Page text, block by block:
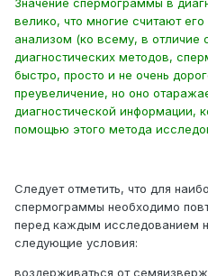
Значение спермограммы в
велико, что многие считают
анализом (ко всему, в отличие
диагностических методов,
быстро, просто и не очень
преувеличение, но оно
диагностической информации,
помощью этого метода
Следует отметить, что для
спермограммы необходимо
перед каждым исследованием
следующие условия:
воздерживаться от